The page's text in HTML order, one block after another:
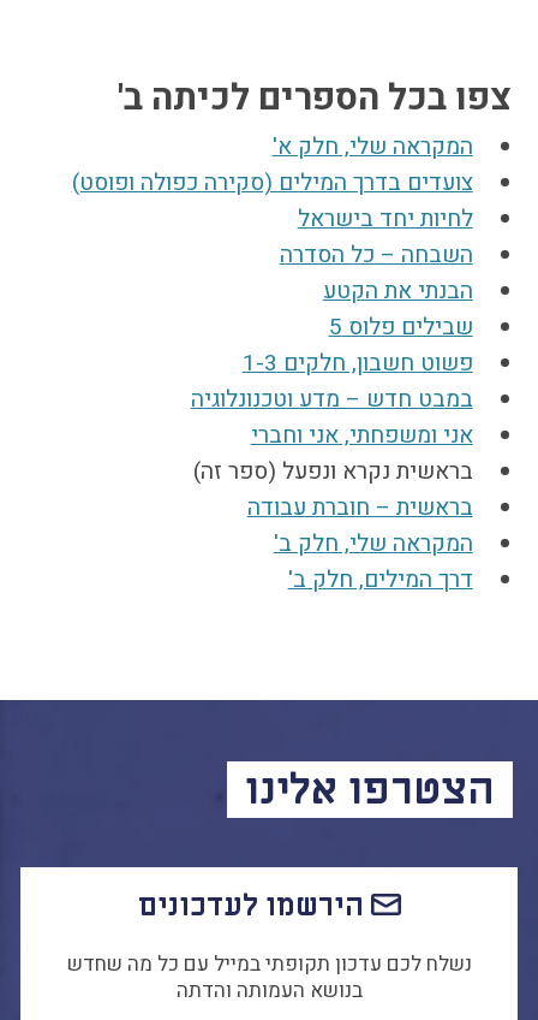
כתבו לנו
הקו החם
הצטרפות והתנדבות
הרשמה לעדכונים
הפורום החילוני
בפייסבוק
צפו בכל הספרים לכיתה ב'
המקראה שלי, חלק א'
צועדים בדרך המילים (סקירה כפולה ופוסט)
לחיות יחד בישראל
השבחה – כל הסדרה
הבנתי את הקטע
שבילים פלוס 5
פשוט חשבון, חלקים 1-3‏
במבט חדש – מדע וטכנונלוגיה
אני ומשפחתי, אני וחברי
בראשית נקרא ונפעל (ספר זה)
בראשית – חוברת עבודה
המקראה שלי, חלק ב'
דרך המילים, חלק ב'
הצטרפו אלינו
הירשמו לעדכונים
נשלח לכם עדכון תקופתי במייל עם כל מה שחדש
בנושא העמותה והדתה